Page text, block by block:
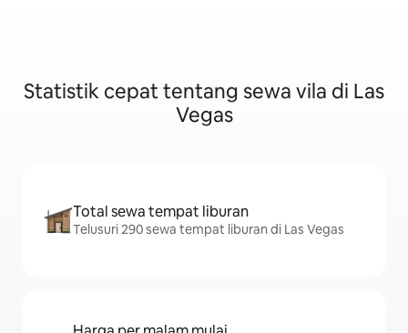
Statistik cepat tentang sewa vila di Las
Vegas
Total sewa tempat liburan
Telusuri 290 sewa tempat liburan di Las Vegas